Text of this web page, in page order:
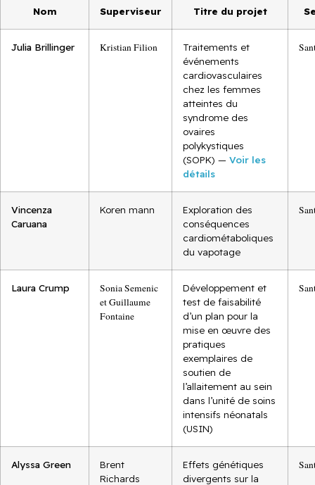
Nom Superviseur Titre du projet
Julia Brillinger Kristian Filion
Traitements et
événements
cardiovasculaires
chez les femmes
atteintes du
syndrome des
ovaires
polykystiques
(SOPK) — Voir les
détails
Vincenza
Caruana
Koren mann
Exploration des
conséquences
cardiométaboliques
du vapotage
Laura Crump
Sonia Semenic
et Guillaume
Fontaine
Développement et
test de faisabilité
d’un plan pour la
mise en œuvre des
pratiques
exemplaires de
soutien de
l’allaitement au sein
dans l’unité de soins
intensifs néonatals
(USIN)
Alyssa Green
Brent
Richards
Effets génétiques
divergents sur la